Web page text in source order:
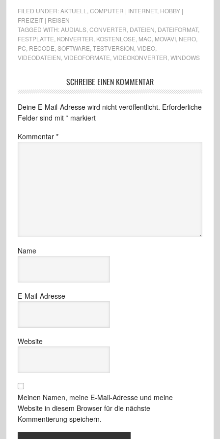
FILED UNDER:AKTUELL COMPUTER | INTERNET, HOBBY |
FREIZEIT | REISEN
TAGGED WITH:AUDIALS, CONVERTER DATEIEN DATEIFORMAT,
FESTPLATTE KONVERTER KOSTENLOSE MAC MOVAVI, NERO,
PC RECODE SOFTWARE TESTVERSION VIDEO,
VIDEODATEIEN VIDEOFORMATE VIDEOKONVERTER WINDOWS
SCHREIBE EINEN KOMMENTAR
Deine E-Mail-Adresse wird nicht veröffentlicht. Erforderliche
Felder sind mit *markiert
Kommentar *
Name
E-Mail-Adresse
Website
Meinen Namen, meine E-Mail-Adresse und meine
Website in diesem Browser für die nächste
Kommentierung speichern.